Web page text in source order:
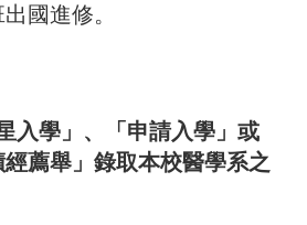
國進修。
入學」 、 「申請入學」 或
薦舉」 錄取本校醫學系之